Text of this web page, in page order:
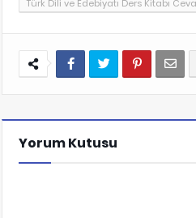
Türk Dili ve Edebiyatı Ders Kitabı
Yorum Kutusu